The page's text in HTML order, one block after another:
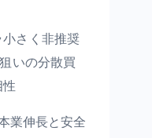
さく非推奨
いの分散買
性
業伸長と安全